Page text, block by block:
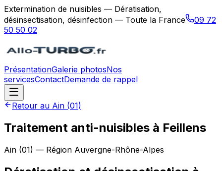
Extermination de nuisibles — Dératisation,
désinsectisation, désinfection — Toute la France
09 72
50 50 02
PrésentationGalerie photosNos
servicesContactDemande de rappel
Retour au Ain (01)
Traitement anti-nuisibles à Feillens
Ain (01) — Région Auvergne-Rhône-Alpes